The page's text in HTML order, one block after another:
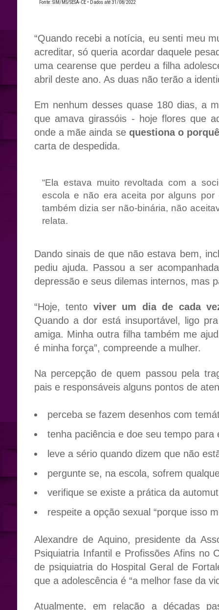
“Quando recebi a notícia, eu senti meu
acreditar, só queria acordar daquele
uma cearense que perdeu a filha
abril deste ano. As duas não terão a
Em nenhum desses quase 180 dias, a
que amava girassóis - hoje flores que
onde a mãe ainda se questiona o
carta de despedida.
“Ela estava muito revoltada com a
escola e não era aceita por alguns
também dizia ser não-binária, não
relata.
Dando sinais de que não estava bem,
pediu ajuda. Passou a ser
depressão e seus dilemas internos, mas
“Hoje, tento viver um dia de cada
Quando a dor está insuportável, ligo
amiga. Minha outra filha também me
é minha força”, compreende a mulher.
Na percepção de quem passou pela
pais e responsáveis alguns pontos de
perceba se fazem desenhos com
tenha paciência e doe seu tempo para
leve a sério quando dizem que não
pergunte se, na escola, sofrem
verifique se existe a prática da
respeite a opção sexual “porque isso
Alexandre de Aquino, presidente da
Psiquiatria Infantil e Profissões Afins no
de psiquiatria do Hospital Geral de
que a adolescência é “a melhor fase da
Atualmente, em relação a décadas